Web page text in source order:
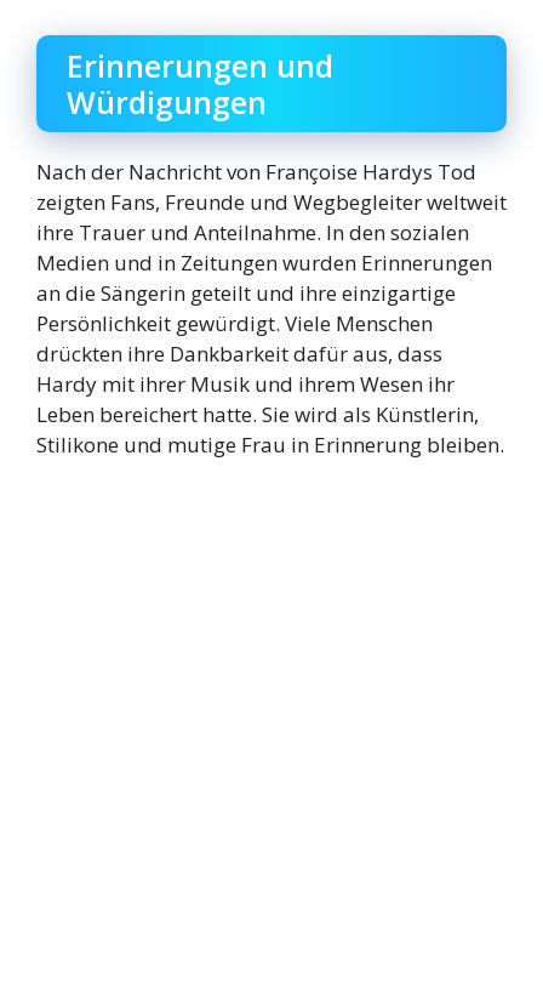
Erinnerungen und
Würdigungen
Nach der Nachricht von Françoise Hardys Tod
zeigten Fans, Freunde und Wegbegleiter weltweit
ihre Trauer und Anteilnahme. In den sozialen
Medien und in Zeitungen wurden Erinnerungen
an die Sängerin geteilt und ihre einzigartige
Persönlichkeit gewürdigt. Viele Menschen
drückten ihre Dankbarkeit dafür aus, dass
Hardy mit ihrer Musik und ihrem Wesen ihr
Leben bereichert hatte. Sie wird als Künstlerin,
Stilikone und mutige Frau in Erinnerung bleiben.